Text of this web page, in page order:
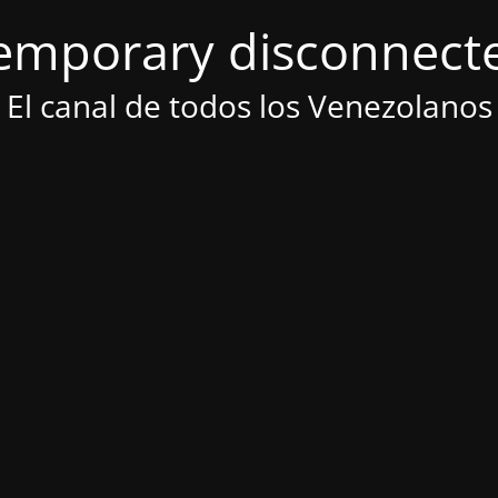
El canal de todos los Venezolanos